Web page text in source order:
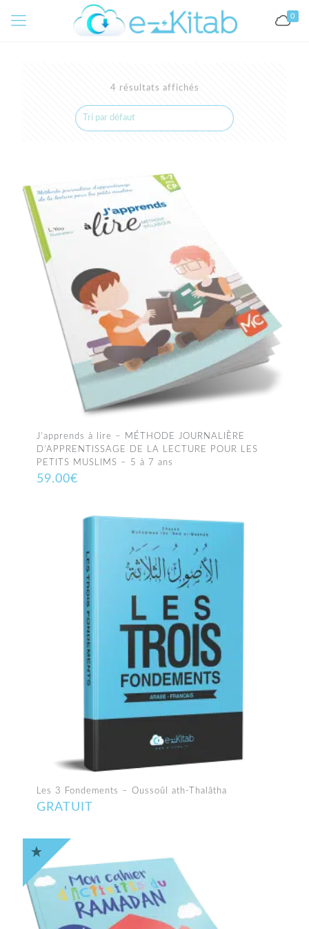
0
4 résultats affichés
J’apprends à lire – MÉTHODE JOURNALIÈRE
D’APPRENTISSAGE DE LA LECTURE POUR LES
PETITS MUSLIMS – 5 à 7 ans
59.00€
Les 3 Fondements – Oussoûl ath-Thalâtha
GRATUIT